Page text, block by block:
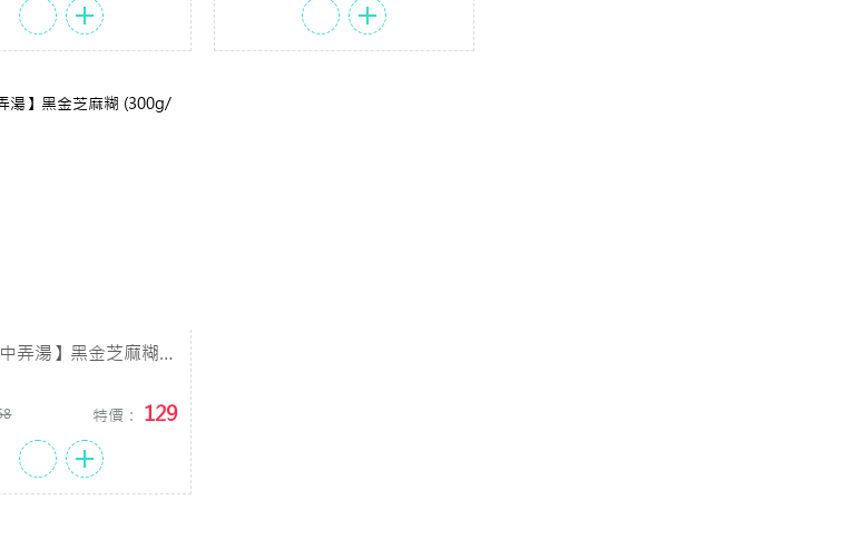
中弄湯】黑金芝麻糊
特價： 129